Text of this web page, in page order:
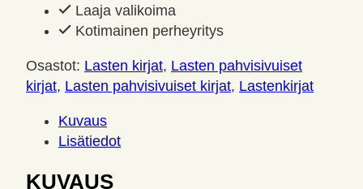
Laaja valikoima
Kotimainen perheyritys
Osastot: Lasten kirjat, Lasten pahvisivuiset
kirjat, Lasten pahvisivuiset kirjat, Lastenkirjat
Kuvaus
Lisätiedot
KUVAUS